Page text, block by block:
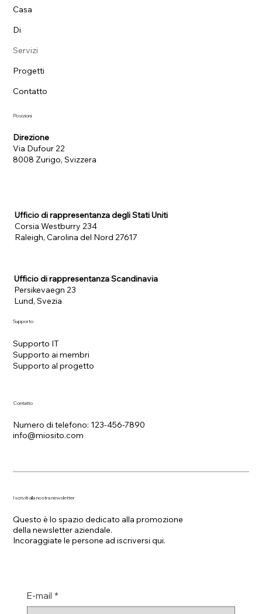
Casa
Di
Servizi
Progetti
Contatto
Posizioni
Direzione
Via Dufour 22
8008 Zurigo, Svizzera
Ufficio di rappresentanza degli Stati Uniti
Corsia Westburry 234
Raleigh, Carolina del Nord 27617
Ufficio di rappresentanza Scandinavia
Persikevaegn 23
Lund, Svezia
Supporto IT
Supporto ai membri
Supporto al progetto
Supporto
Numero di telefono: 123-456-7890
info@miosito.com
Contatto
Iscriviti alla nostra newsletter
Questo è lo spazio dedicato alla promozione
della newsletter aziendale.
Incoraggiate le persone ad iscriversi qui.
E-mail *